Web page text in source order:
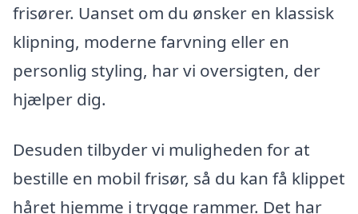
frisører. Uanset om du ønsker en klassisk
klipning, moderne farvning eller en
personlig styling, har vi oversigten, der
hjælper dig.
Desuden tilbyder vi muligheden for at
bestille en mobil frisør, så du kan få klippet
håret hjemme i trygge rammer. Det har